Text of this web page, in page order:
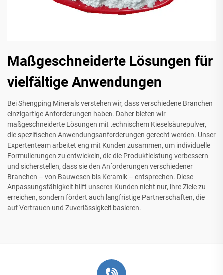
Maßgeschneiderte Lösungen für
vielfältige Anwendungen
Bei Shengping Minerals verstehen wir, dass verschiedene Branchen
einzigartige Anforderungen haben. Daher bieten wir
maßgeschneiderte Lösungen mit technischem Kieselsäurepulver,
die spezifischen Anwendungsanforderungen gerecht werden. Unser
Expertenteam arbeitet eng mit Kunden zusammen, um individuelle
Formulierungen zu entwickeln, die die Produktleistung verbessern
und sicherstellen, dass sie den Anforderungen verschiedener
Branchen – von Bauwesen bis Keramik – entsprechen. Diese
Anpassungsfähigkeit hilft unseren Kunden nicht nur, ihre Ziele zu
erreichen, sondern fördert auch langfristige Partnerschaften, die
auf Vertrauen und Zuverlässigkeit basieren.